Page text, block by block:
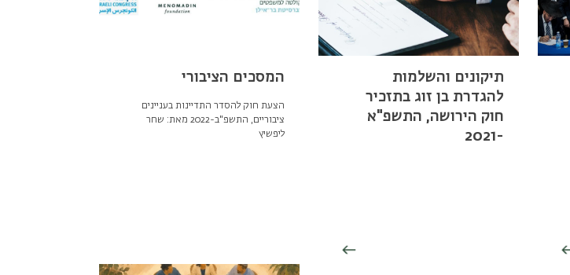
תיקונים והשלמות
להגדרת בן זוג בתזכיר
חוק הירושה, התשפ"א
-2021
המסכים הציבורי
הצעת חוק להסדר התדיינות בעניינים
ציבוריים, התשפ"ב-2022 מאת: שחר
ליפשיץ